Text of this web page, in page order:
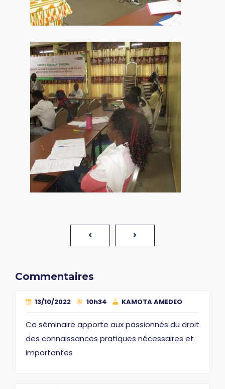
Commentaires
13/10/2022 10h34 KAMOTA AMEDEO
Ce séminaire apporte aux passionnés du droit
des connaissances pratiques nécessaires et
importantes